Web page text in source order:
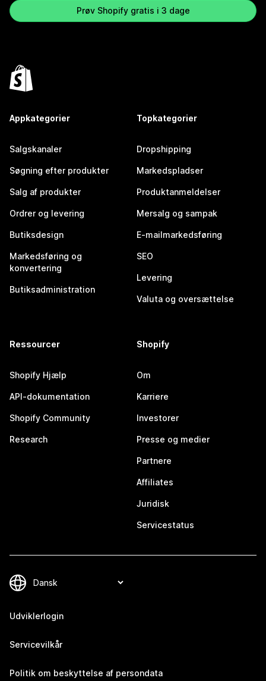
Prøv Shopify gratis i 3 dage
Appkategorier
Salgskanaler
Søgning efter produkter
Salg af produkter
Ordrer og levering
Butiksdesign
Markedsføring og
konvertering
Butiksadministration
Topkategorier
Dropshipping
Markedspladser
Produktanmeldelser
Mersalg og sampak
E-mailmarkedsføring
SEO
Levering
Valuta og oversættelse
Ressourcer
Shopify Hjælp
API-dokumentation
Shopify Community
Research
Shopify
Om
Karriere
Investorer
Presse og medier
Partnere
Affiliates
Juridisk
Servicestatus
Udviklerlogin
Servicevilkår
Politik om beskyttelse af persondata